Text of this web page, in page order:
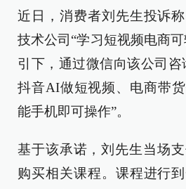
近日，消费者刘先生投诉
技术公司“学习短视频电商
引下，通过微信向该公司咨
抖音AI做短视频、电商带
能手机即可操作”。
基于该承诺，刘先生当场支
购买相关课程。课程进行